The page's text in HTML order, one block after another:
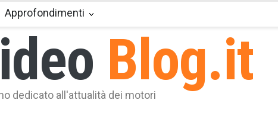
Blog.it
dedicato all'attualità dei motori
Approfondimenti